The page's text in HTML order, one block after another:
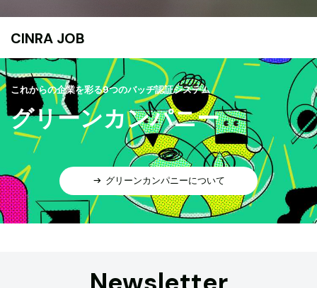
CINRA JOB
これからの企業を彩る9つのバッヂ認証システム
グリーンカンパニー
グリーンカンパニーについて